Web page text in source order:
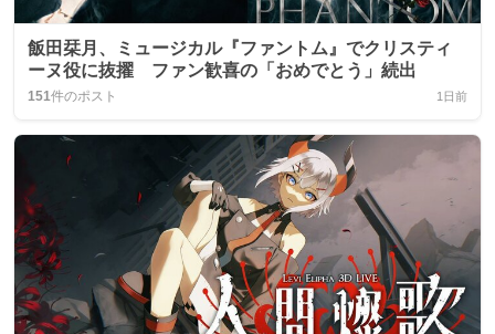
飯田栞月、ミュージカル『ファントム』でクリスティ
ーヌ役に抜擢 ファン歓喜の「おめでとう」続出
151件のポスト 1日前